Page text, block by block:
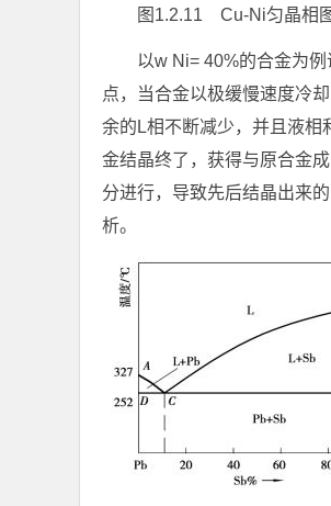
图1.2.11 Cu-Ni匀晶相
以w Ni= 40%的合金为
点，当合金以极缓慢速度冷
余的L相不断减少，并且液相
金结晶终了，获得与原合金
分进行，导致先后结晶出来
析。